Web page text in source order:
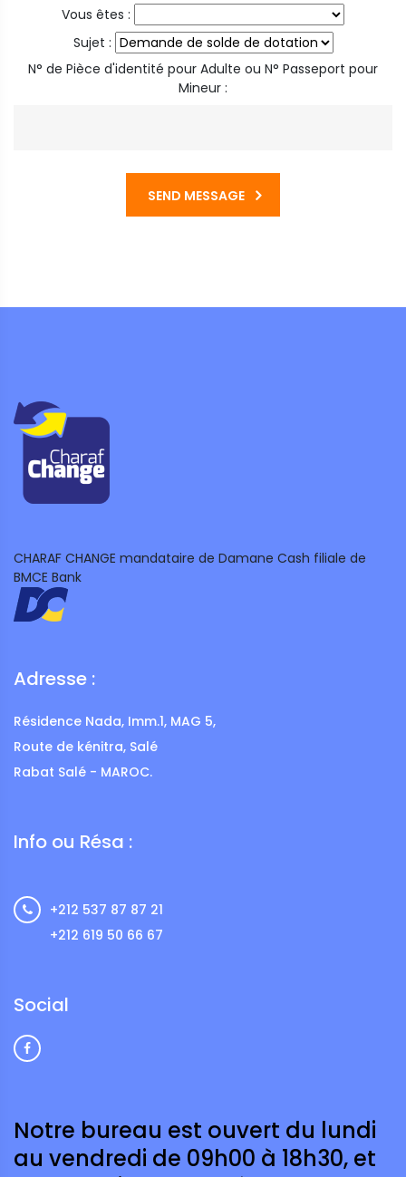
Vous êtes :
Sujet :
N° de Pièce d'identité pour Adulte ou N° Passeport pour
Mineur :
SEND MESSAGE
CHARAF CHANGE mandataire de Damane Cash filiale de
BMCE Bank
Adresse :
Résidence Nada, Imm.1, MAG 5,
Route de kénitra, Salé
Rabat Salé - MAROC.
Info ou Résa :
+212 537 87 87 21
+212 619 50 66 67
Social
Notre bureau est ouvert du lundi
au vendredi de 09h00 à 18h30, et